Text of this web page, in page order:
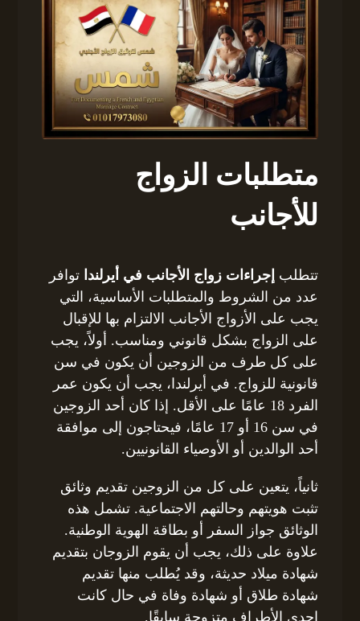
متطلبات الزواج
للأجانب
تتطلب إجراءات زواج الأجانب في أيرلندا توافر
عدد من الشروط والمتطلبات الأساسية، التي
يجب على الأزواج الأجانب الالتزام بها للإقبال
على الزواج بشكل قانوني ومناسب. أولاً، يجب
على كل طرف من الزوجين أن يكون في سن
قانونية للزواج. في أيرلندا، يجب أن يكون عمر
الفرد 18 عامًا على الأقل. إذا كان أحد الزوجين
في سن 16 أو 17 عامًا، فيحتاجون إلى موافقة
أحد الوالدين أو الأوصياء القانونيين.
ثانياً، يتعين على كل من الزوجين تقديم وثائق
تثبت هويتهم وحالتهم الاجتماعية. تشمل هذه
الوثائق جواز السفر أو بطاقة الهوية الوطنية.
علاوة على ذلك، يجب أن يقوم الزوجان بتقديم
شهادة ميلاد حديثة، وقد يُطلب منها تقديم
شهادة طلاق أو شهادة وفاة في حال كانت
إحدى الأطراف متزوجة سابقًا.